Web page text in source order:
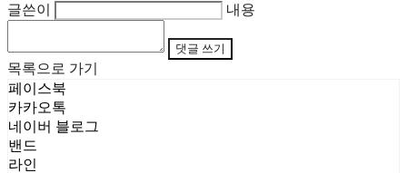
글쓴이
내용
댓글 쓰기
목록으로 가기
페이스북
카카오톡
네이버 블로그
밴드
라인